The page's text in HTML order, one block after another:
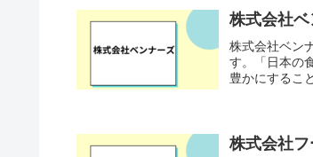
株式会社
株式会社ベン
す。「日本の
豊かにするこ
株式会社